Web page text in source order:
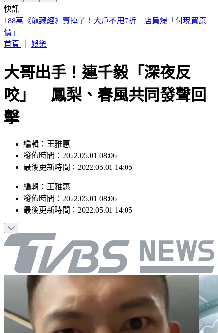
快訊
遠見天下創辦人高希均90歲辭世！「長壽5秘訣」曝 醫生也
認同
首頁
娛樂
大哥出手！連千毅「深夜反
咬」 鳳梨、春風共同發聲回
擊
編輯：王雅惠
發佈時間：2022.05.01 08:06
最後更新時間：2022.05.01 14:05
編輯 ： 王雅惠
發佈時間： 2022.05.01 08:06
最後更新時間： 2022.05.01 14:05